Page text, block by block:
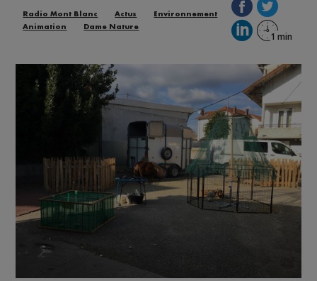
Radio Mont Blanc Actus
Environnement
Animation
Dame Nature